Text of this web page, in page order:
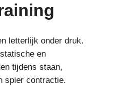
letterlijk onder druk.
en
tijdens staan,
spier contractie.